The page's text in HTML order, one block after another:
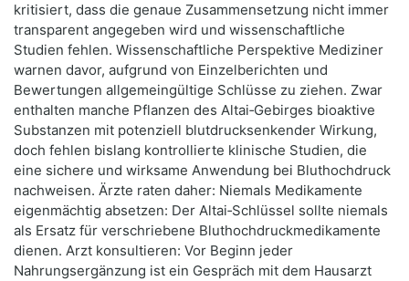
kritisiert, dass die genaue Zusammensetzung nicht immer
transparent angegeben wird und wissenschaftliche
Studien fehlen. Wissenschaftliche Perspektive Mediziner
warnen davor, aufgrund von Einzelberichten und
Bewertungen allgemeingültige Schlüsse zu ziehen. Zwar
enthalten manche Pflanzen des Altai‑Gebirges bioaktive
Substanzen mit potenziell blutdrucksenkender Wirkung,
doch fehlen bislang kontrollierte klinische Studien, die
eine sichere und wirksame Anwendung bei Bluthochdruck
nachweisen. Ärzte raten daher: Niemals Medikamente
eigenmächtig absetzen: Der Altai‑Schlüssel sollte niemals
als Ersatz für verschriebene Bluthochdruckmedikamente
dienen. Arzt konsultieren: Vor Beginn jeder
Nahrungsergänzung ist ein Gespräch mit dem Hausarzt